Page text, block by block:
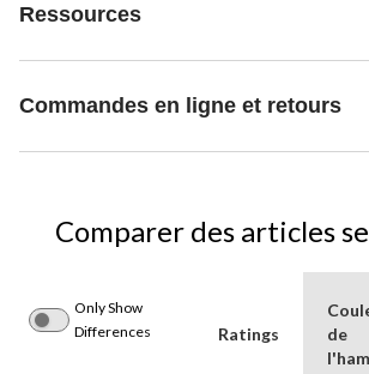
Ressources
Commandes en ligne et retours
Comparer des articles
Only Show
Differences
Ratings
de